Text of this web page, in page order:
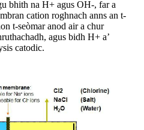
bhith na H+ agus OH-, far a
cation roghnach anns an t-
t-seòmar anod air a chur
agus bidh H+ a’
catodic.